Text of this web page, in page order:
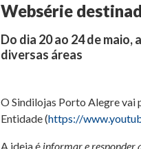
Websérie
Do dia 20 ao 24 de
diversas áreas
O Sindilojas Porto Alegre vai
Entidade (https://
A ideia é informar e responder